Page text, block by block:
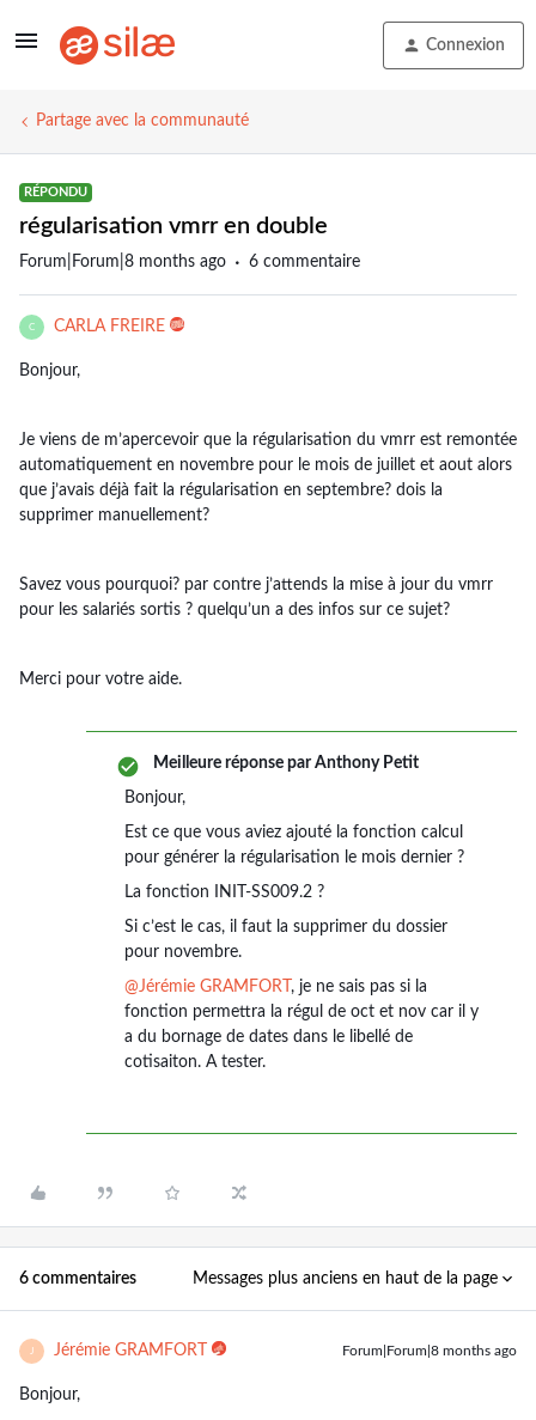
Connexion
Partage avec la communauté
RÉPONDU
régularisation vmrr en double
Forum|Forum|8 months ago 6 commentaire
C CARLA FREIRE
Bonjour,
Je viens de m’apercevoir que la régularisation du vmrr est remontée
automatiquement en novembre pour le mois de juillet et aout alors
que j’avais déjà fait la régularisation en septembre? dois la
supprimer manuellement?
Savez vous pourquoi? par contre j’attends la mise à jour du vmrr
pour les salariés sortis ? quelqu’un a des infos sur ce sujet?
Merci pour votre aide.
Meilleure réponse parAnthony Petit
Bonjour,
Est ce que vous aviez ajouté la fonction calcul
pour générer la régularisation le mois dernier ?
La fonction INIT-SS009.2 ?
Si c’est le cas, il faut la supprimer du dossier
pour novembre.
@Jérémie GRAMFORT , je ne sais pas si la
fonction permettra la régul de oct et nov car il y
a du bornage de dates dans le libellé de
cotisaiton. A tester.
6 commentaires Messages plus anciens en haut de la page
Jérémie GRAMFORT Forum|Forum|8 months ago
Bonjour,